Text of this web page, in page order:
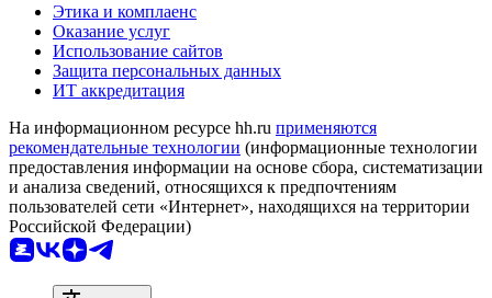
Этика и комплаенс
Оказание услуг
Использование сайтов
Защита персональных данных
ИТ аккредитация
На информационном ресурсе hh.ru применяются
рекомендательные технологии (информационные технологии
предоставления информации на основе сбора, систематизации
и анализа сведений, относящихся к предпочтениям
пользователей сети «Интернет», находящихся на территории
Российской Федерации)